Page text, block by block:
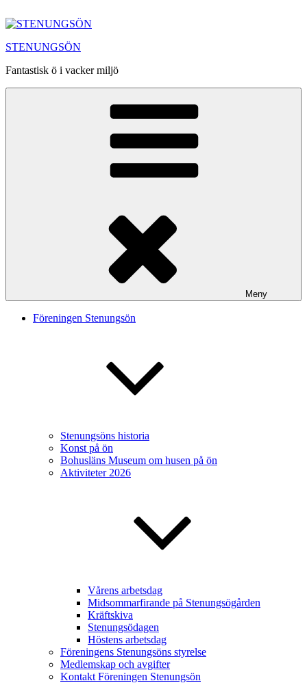
till
STENUNGSÖN
Fantastisk ö i vacker miljö
Meny
Föreningen Stenungsön
Stenungsöns historia
Konst på ön
Bohusläns Museum om husen på ön
Aktiviteter 2026
Vårens arbetsdag
Midsommarfirande på Stenungsögården
Kräftskiva
Stenungsödagen
Höstens arbetsdag
Föreningens Stenungsöns styrelse
Medlemskap och avgifter
Kontakt Föreningen Stenungsön